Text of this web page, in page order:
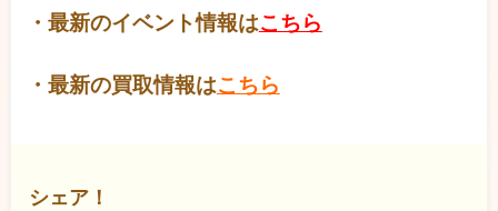
・最新のイベント情報はこちら
・最新の買取情報はこちら
シェア！